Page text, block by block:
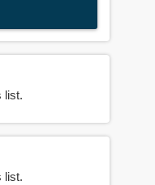
list.
list.